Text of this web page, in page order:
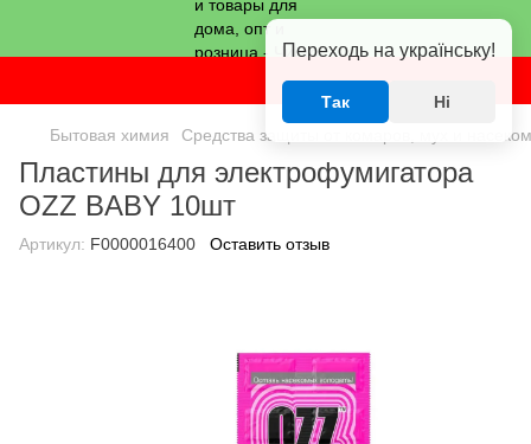
Бытовая химия Средства защиты от комаров, мух и
Пластины для электрофумигатора
OZZ BABY 10шт
Артикул: F0000016400 Оставить отзыв
Переходь на українську!
Так Ні